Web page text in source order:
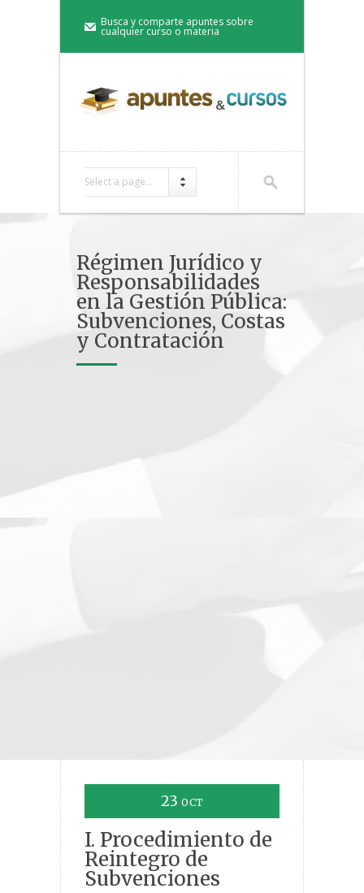
Busca y comparte apuntes sobre
cualquier curso o materia
Select a page...
Régimen Jurídico y
Responsabilidades
en la Gestión Pública:
Subvenciones, Costas
y Contratación
23 OCT
I. Procedimiento de
Reintegro de
Subvenciones